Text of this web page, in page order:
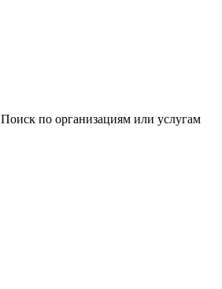
Поиск по организациям или услугам